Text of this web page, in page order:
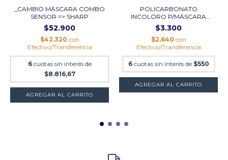
_CAMBIO MÁSCARA COMBO
SENSOR => SHARP
$52.900
$42.320 con
Efectivo/Transferencia
6 cuotas sin interés de
$8.816,67
POLICARBONATO
INCOLORO P/MÁSCARA
SOLDAR...
$3.300
$2.640 con
Efectivo/Transferencia
6 cuotas sin interés de $550